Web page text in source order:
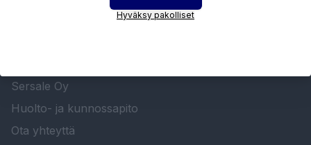
Sersale Oy
Huolto- ja kunnossapito
Ota yhteyttä
Hyväksy pakolliset